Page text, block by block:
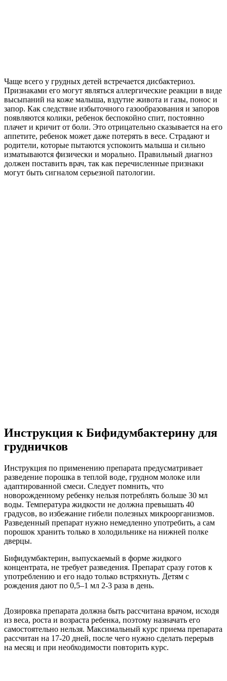
Чаще всего у грудных детей встречается дисбактериоз.
Признаками его могут являться аллергические реакции в виде
высыпаний на коже малыша, вздутие живота и газы, понос и
запор. Как следствие избыточного газообразования и запоров
появляются колики, ребенок беспокойно спит, постоянно
плачет и кричит от боли. Это отрицательно сказывается на его
аппетите, ребенок может даже потерять в весе. Страдают и
родители, которые пытаются успокоить малыша и сильно
изматываются физически и морально. Правильный диагноз
должен поставить врач, так как перечисленные признаки
могут быть сигналом серьезной патологии.
Инструкция к Бифидумбактерину для
грудничков
Инструкция по применению препарата предусматривает
разведение порошка в теплой воде, грудном молоке или
адаптированной смеси. Следует помнить, что
новорожденному ребенку нельзя потреблять больше 30 мл
воды. Температура жидкости не должна превышать 40
градусов, во избежание гибели полезных микроорганизмов.
Разведенный препарат нужно немедленно употребить, а сам
порошок хранить только в холодильнике на нижней полке
дверцы.
Бифидумбактерин, выпускаемый в форме жидкого
концентрата, не требует разведения. Препарат сразу готов к
употреблению и его надо только встряхнуть. Детям с
рождения дают по 0,5–1 мл 2-3 раза в день.
Дозировка препарата должна быть рассчитана врачом, исходя
из веса, роста и возраста ребенка, поэтому назначать его
самостоятельно нельзя. Максимальный курс приема препарата
рассчитан на 17-20 дней, после чего нужно сделать перерыв
на месяц и при необходимости повторить курс.